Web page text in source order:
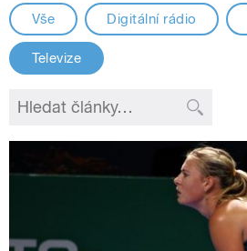
Vše Digitální rádio
Televize